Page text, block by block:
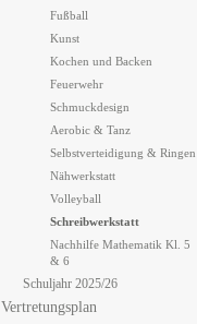
Fußball
Kunst
Kochen und Backen
Feuerwehr
Schmuckdesign
Aerobic & Tanz
Selbstverteidigung & Ringen
Nähwerkstatt
Volleyball
Schreibwerkstatt
Nachhilfe Mathematik Kl. 5
& 6
Schuljahr 2025/26
Vertretungsplan